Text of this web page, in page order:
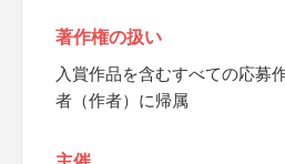
著作権の扱い
入賞作品を含むすべての応募
者（作者）に帰属